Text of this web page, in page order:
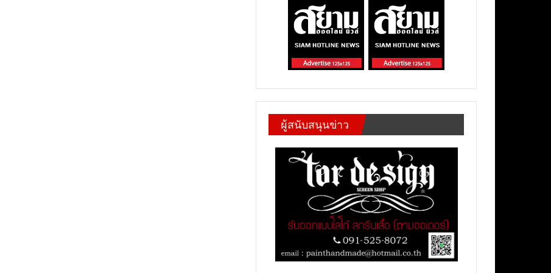
ผู้สนับสนุนข่าว